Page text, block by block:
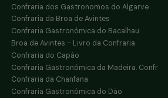
Confraria dos Gastronomos do Algarve
Confraria da Broa de Avintes
Confraria Gastronómica do Bacalhau
Broa de Avintes - Livro da Confraria
Confraria do Capão
Confraria Gastronómica da Madeira. Confr
Confraria da Chanfana
Confraria Gastronómica do Dão